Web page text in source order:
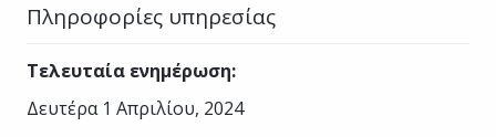
Πληροφορίες υπηρεσίας
Τελευταία ενημέρωση:
Δευτέρα 1 Απριλίου, 2024